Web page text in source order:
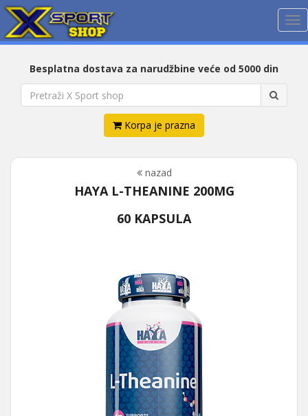
Besplatna dostava za narudžbine veće od 5000 din
Korpa je prazna
nazad
HAYA L-THEANINE 200MG
60 KAPSULA